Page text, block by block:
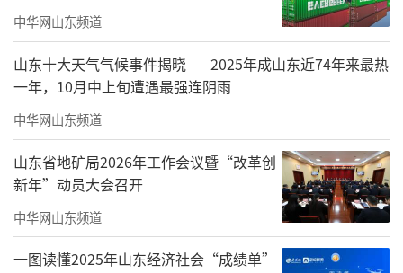
中华网山东频道
山东十大天气气候事件揭晓——2025年成山东近74年来最热
一年，10月中上旬遭遇最强连阴雨
中华网山东频道
山东省地矿局2026年工作会议暨“改革创
新年”动员大会召开
中华网山东频道
一图读懂2025年山东经济社会“成绩单”